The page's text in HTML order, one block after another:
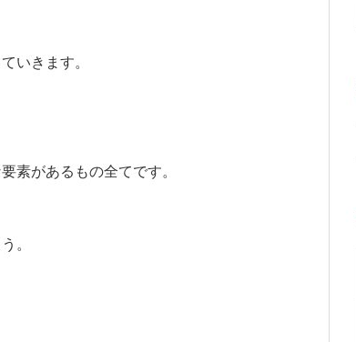
いきます。
素があるもの全てです。
。